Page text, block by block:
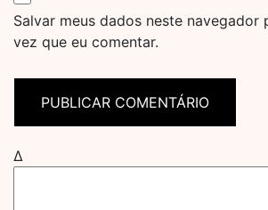
Salvar meus dados neste navegador
vez que eu comentar.
Δ